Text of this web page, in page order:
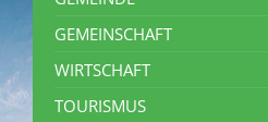
GEMEINSCHAFT
WIRTSCHAFT
TOURISMUS